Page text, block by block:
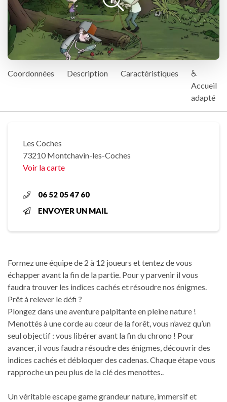
Coordonnées Description Caractéristiques
♿
Accueil
adapté
Les Coches
73210 Montchavin-les-Coches
Voir la carte
06 52 05 47 60
ENVOYER UN MAIL
Formez une équipe de 2 à 12 joueurs et tentez de vous
échapper avant la fin de la partie. Pour y parvenir il vous
faudra trouver les indices cachés et résoudre nos énigmes.
Prêt à relever le défi ?
Plongez dans une aventure palpitante en pleine nature !
Menottés à une corde au cœur de la forêt, vous n’avez qu’un
seul objectif : vous libérer avant la fin du chrono ! Pour
avancer, il vous faudra résoudre des énigmes, découvrir des
indices cachés et débloquer des cadenas. Chaque étape vous
rapproche un peu plus de la clé des menottes..
Un véritable escape game grandeur nature, immersif et